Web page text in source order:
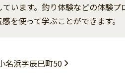
います。釣り体験などの体験
を使って学ぶことができます。
名浜字辰巳町50